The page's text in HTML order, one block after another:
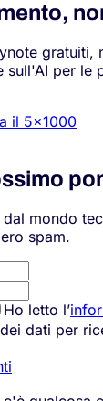
gratuiti,
sull'AI per le
il 5×1000
mondo
spam.
Ho letto l’
dati per